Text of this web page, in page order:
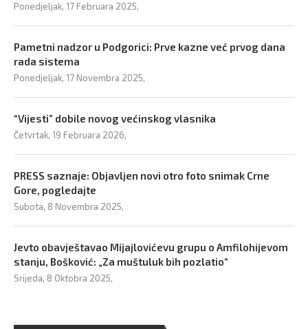
Ponedjeljak, 17 Februara 2025,
Pametni nadzor u Podgorici: Prve kazne već prvog dana
rada sistema
Ponedjeljak, 17 Novembra 2025,
“Vijesti” dobile novog većinskog vlasnika
Četvrtak, 19 Februara 2026,
PRESS saznaje: Objavljen novi otro foto snimak Crne
Gore, pogledajte
Subota, 8 Novembra 2025,
Jevto obavještavao Mijajlovićevu grupu o Amfilohijevom
stanju, Bošković: „Za muštuluk bih pozlatio“
Srijeda, 8 Oktobra 2025,